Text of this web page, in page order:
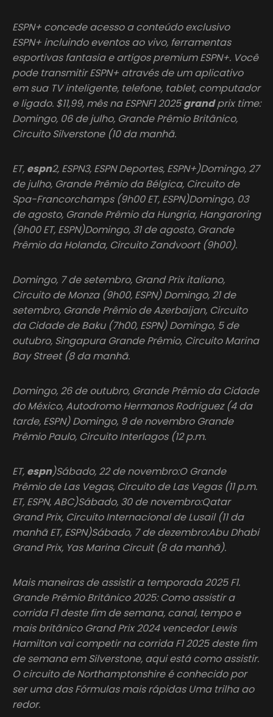
ESPN+ concede acesso a conteúdo exclusivo
ESPN+ incluindo eventos ao vivo, ferramentas
esportivas fantasia e artigos premium ESPN+. Você
pode transmitir ESPN+ através de um aplicativo
em sua TV inteligente, telefone, tablet, computador
e ligado. $11,99, mês na ESPNF1 2025grandprix time:
Domingo, 06 de julho, Grande Prêmio Britânico,
Circuito Silverstone (10 da manhã.
ET, espn2, ESPN3, ESPN Deportes, ESPN+)Domingo, 27
de julho, Grande Prêmio da Bélgica, Circuito de
Spa-Francorchamps (9h00 ET, ESPN)Domingo, 03
de agosto, Grande Prêmio da Hungria, Hangaroring
(9h00 ET, ESPN)Domingo, 31 de agosto, Grande
Prêmio da Holanda, Circuito Zandvoort (9h00).
Domingo, 7 de setembro, Grand Prix italiano,
Circuito de Monza (9h00, ESPN) Domingo, 21 de
setembro, Grande Prêmio de Azerbaijan, Circuito
da Cidade de Baku (7h00, ESPN) Domingo, 5 de
outubro, Singapura Grande Prêmio, Circuito Marina
Bay Street (8 da manhã.
Domingo, 26 de outubro, Grande Prêmio da Cidade
do México, Autodromo Hermanos Rodriguez (4 da
tarde, ESPN) Domingo, 9 de novembro Grande
Prêmio Paulo, Circuito Interlagos (12 p.m.
ET, espn)Sábado, 22 de novembro:O Grande
Prêmio de Las Vegas, Circuito de Las Vegas (11 p.m.
ET, ESPN, ABC)Sábado, 30 de novembro:Qatar
Grand Prix, Circuito Internacional de Lusail (11 da
manhã ET, ESPN)Sábado, 7 de dezembro:Abu Dhabi
Grand Prix, Yas Marina Circuit (8 da manhã).
Mais maneiras de assistir a temporada 2025 F1.
Grande Prêmio Britânico 2025: Como assistir a
corrida F1 deste fim de semana, canal, tempo e
mais britânico Grand Prix 2024 vencedor Lewis
Hamilton vai competir na corrida F1 2025 deste fim
de semana em Silverstone, aqui está como assistir.
O circuito de Northamptonshire é conhecido por
ser uma das Fórmulas mais rápidas Uma trilha ao
redor.